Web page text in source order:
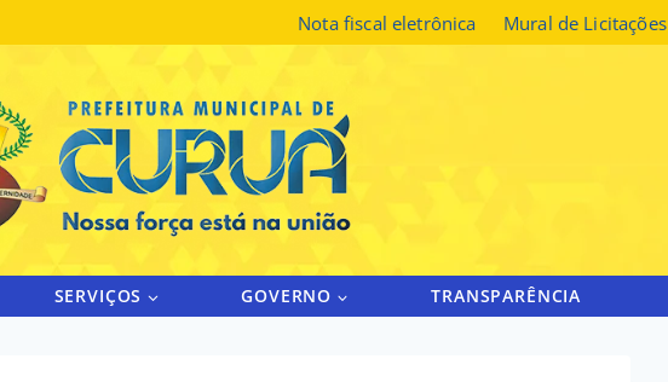
Nota fiscal eletrônica Mural de Licitações
SERVIÇOS GOVERNO TRANSPARÊNCIA